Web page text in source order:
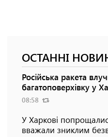
ОСТАННІ
Російська ракета
багатоповерхівку у
08:58
У Харкові
вважали зниклим